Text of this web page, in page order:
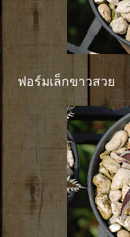
ฟอร์มเล็กขาวสวย